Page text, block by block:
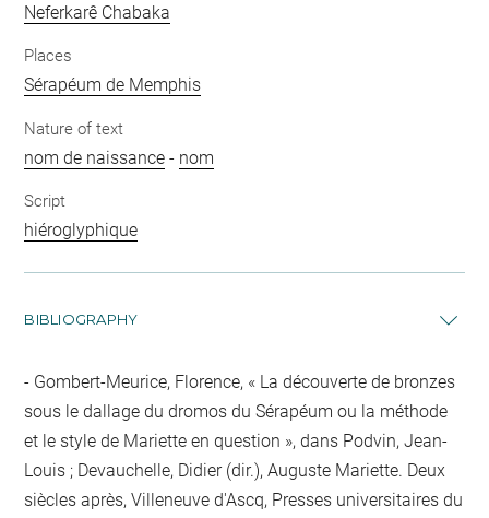
Neferkarê Chabaka
Places
Sérapéum de Memphis
Nature of text
nom de naissance - nom
Script
hiéroglyphique
BIBLIOGRAPHY
Gombert-Meurice, Florence, « La découverte de bronzes
sous le dallage du dromos du Sérapéum ou la méthode
et le style de Mariette en question », dans Podvin, Jean-
Louis ; Devauchelle, Didier (dir.), Auguste Mariette. Deux
siècles après, Villeneuve d'Ascq, Presses universitaires du